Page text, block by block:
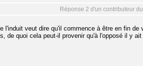
Réponse 2 d'un contributeur
l'induit veut dire qu'il commence à être en fin de
de quoi cela peut-il provenir qu'à l'opposé il y